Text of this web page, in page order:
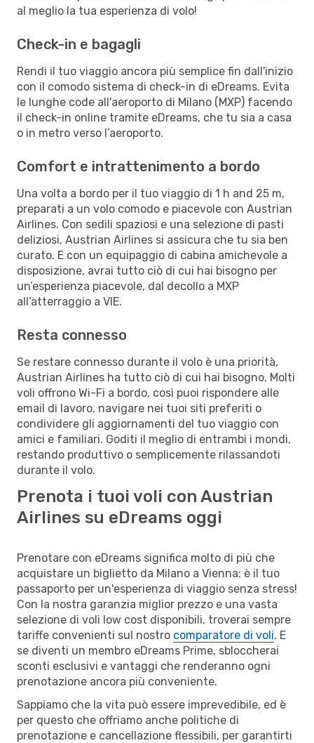
al meglio la tua esperienza di volo!
Check-in e bagagli
Rendi il tuo viaggio ancora più semplice fin dall'inizio
con il comodo sistema di check-in di eDreams. Evita
le lunghe code all'aeroporto di Milano (MXP) facendo
il check-in online tramite eDreams, che tu sia a casa
o in metro verso l’aeroporto.
Comfort e intrattenimento a bordo
Una volta a bordo per il tuo viaggio di 1 h and 25 m,
preparati a un volo comodo e piacevole con Austrian
Airlines. Con sedili spaziosi e una selezione di pasti
deliziosi, Austrian Airlines si assicura che tu sia ben
curato. E con un equipaggio di cabina amichevole a
disposizione, avrai tutto ciò di cui hai bisogno per
un’esperienza piacevole, dal decollo a MXP
all’atterraggio a VIE.
Resta connesso
Se restare connesso durante il volo è una priorità,
Austrian Airlines ha tutto ciò di cui hai bisogno. Molti
voli offrono Wi-Fi a bordo, così puoi rispondere alle
email di lavoro, navigare nei tuoi siti preferiti o
condividere gli aggiornamenti del tuo viaggio con
amici e familiari. Goditi il meglio di entrambi i mondi,
restando produttivo o semplicemente rilassandoti
durante il volo.
Prenota i tuoi voli con Austrian
Airlines su eDreams oggi
Prenotare con eDreams significa molto di più che
acquistare un biglietto da Milano a Vienna: è il tuo
passaporto per un'esperienza di viaggio senza stress!
Con la nostra garanzia miglior prezzo e una vasta
selezione di voli low cost disponibili, troverai sempre
tariffe convenienti sul nostro comparatore di voli. E
se diventi un membro eDreams Prime, sbloccherai
sconti esclusivi e vantaggi che renderanno ogni
prenotazione ancora più conveniente.
Sappiamo che la vita può essere imprevedibile, ed è
per questo che offriamo anche politiche di
prenotazione e cancellazione flessibili, per garantirti